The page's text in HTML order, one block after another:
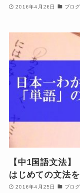
2016年4月26日 ブログ
【中1国語文法
はじめての文法
2016年4月25日 ブログ